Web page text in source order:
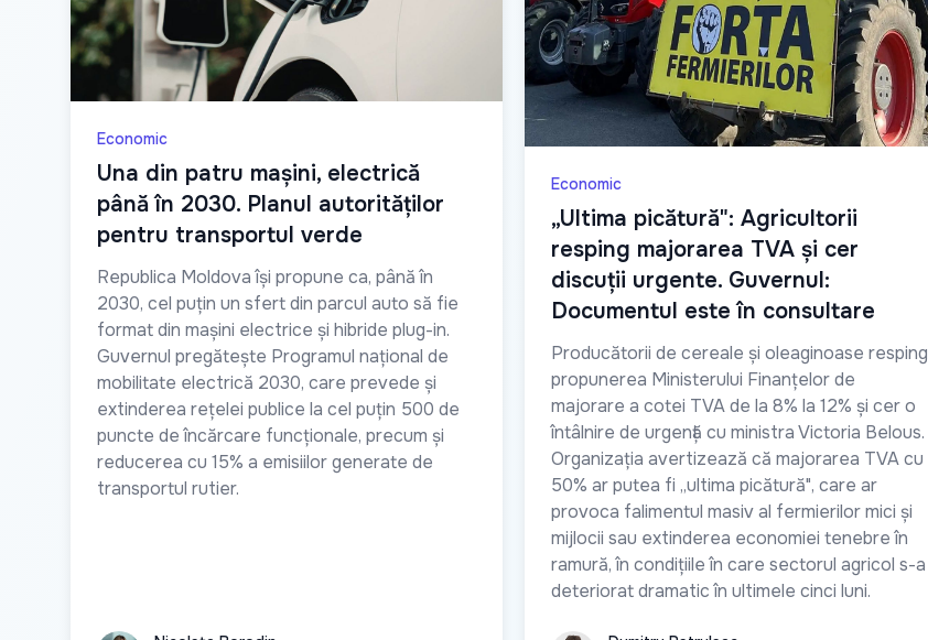
Economic
Una din patru mașini, electrică
până în 2030. Planul autorităților
pentru transportul verde
Republica Moldova își propune ca, până în
2030, cel puțin un sfert din parcul auto să fie
format din mașini electrice și hibride plug-in.
Guvernul pregătește Programul național de
mobilitate electrică 2030, care prevede și
extinderea rețelei publice la cel puțin 500 de
puncte de încărcare funcționale, precum și
reducerea cu 15% a emisiilor generate de
transportul rutier.
Economic
„Ultima picătură": Agricultorii
resping majorarea TVA și cer
discuții urgente. Guvernul:
Documentul este în consultare
Producătorii de cereale și oleaginoase resping
propunerea Ministerului Finanțelor de
majorare a cotei TVA de la 8% la 12% și cer o
întâlnire de urgență cu ministra Victoria Belous.
Organizația avertizează că majorarea TVA cu
50% ar putea fi „ultima picătură", care ar
provoca falimentul masiv al fermierilor mici și
mijlocii sau extinderea economiei tenebre în
ramură, în condițiile în care sectorul agricol s-a
deteriorat dramatic în ultimele cinci luni.